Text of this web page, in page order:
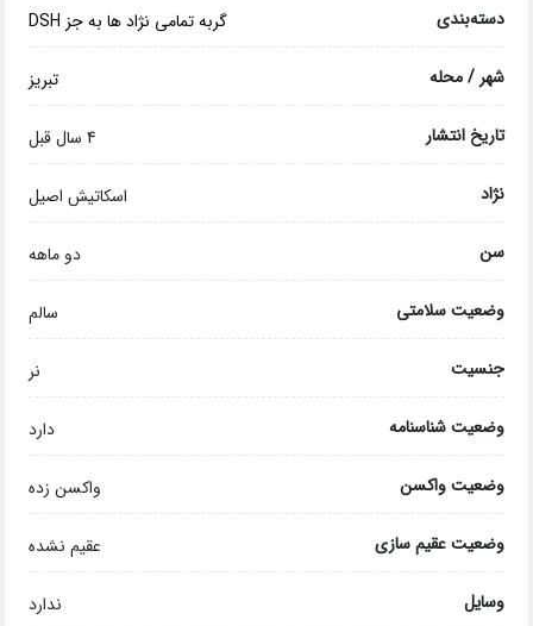
دسته‌بندی گربه تمامی نژاد ها به جز DSH
شهر / محله تبریز
تاریخ انتشار 4 سال قبل
نژاد اسکاتیش اصیل
سن دو ماهه
وضعیت سلامتی سالم
جنسیت نر
وضعیت شناسنامه دارد
وضعیت واکسن واکسن زده
وضعیت عقیم سازی عقیم نشده
وسایل ندارد